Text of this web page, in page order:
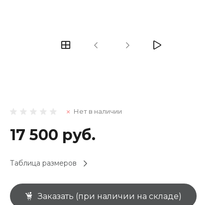
Нет в наличии
17 500 руб.
Таблица размеров
Заказать (при наличии на складе)